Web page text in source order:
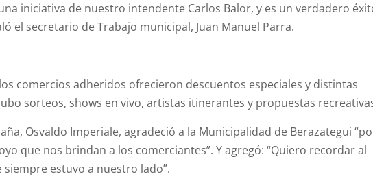
iniciativa de nuestro intendente Carlos Balor, y es un verdadero
el secretario de Trabajo municipal, Juan Manuel Parra.
comercios adheridos ofrecieron descuentos especiales y distintas
sorteos, shows en vivo, artistas itinerantes y propuestas
Osvaldo Imperiale, agradeció a la Municipalidad de Berazategui
que nos brindan a los comerciantes”. Y agregó: “Quiero recordar al
siempre estuvo a nuestro lado”.